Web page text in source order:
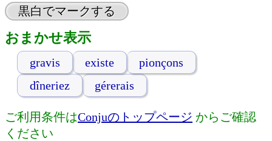
黒白でマークする
おまかせ表示
gravis existe
pionçons
dîneriez
gérerais
ご利用条件はConjuのトップページ からご確認
ください